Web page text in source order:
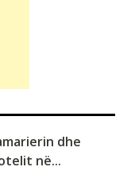
dhe
në...